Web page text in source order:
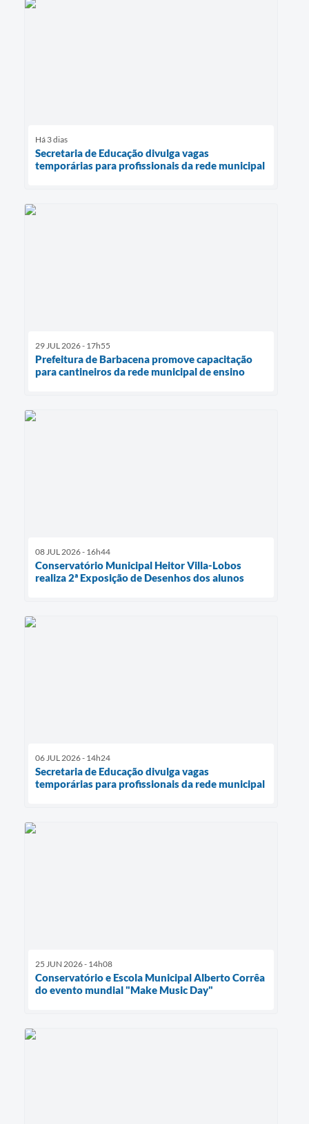
Há 3 dias
Secretaria de Educação divulga vagas
temporárias para profissionais da rede municipal
29 JUL 2026 - 17h55
Prefeitura de Barbacena promove capacitação
para cantineiros da rede municipal de ensino
08 JUL 2026 - 16h44
Conservatório Municipal Heitor Villa-Lobos
realiza 2ª Exposição de Desenhos dos alunos
06 JUL 2026 - 14h24
Secretaria de Educação divulga vagas
temporárias para profissionais da rede municipal
25 JUN 2026 - 14h08
Conservatório e Escola Municipal Alberto Corrêa
do evento mundial "Make Music Day"